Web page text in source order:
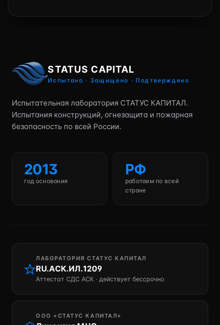
STATUS CAPITAL
Испытано · Защищено · Подтверждено
Испытательная лаборатория СТАТУС КАПИТАЛ.
Испытания конструкций, огнезащита и пожарная
безопасность по всей России.
2013
год основания
РФ
работаем по всей
стране
ЛАБОРАТОРИЯ СТАТУС КАПИТАЛ
RU.АСК.ИЛ.1209
Аттестат СДС АСК · действует бессрочно
ООО «СТАТУС КАПИТАЛ»